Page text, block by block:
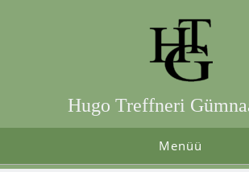
Hugo Treffneri
Menüü